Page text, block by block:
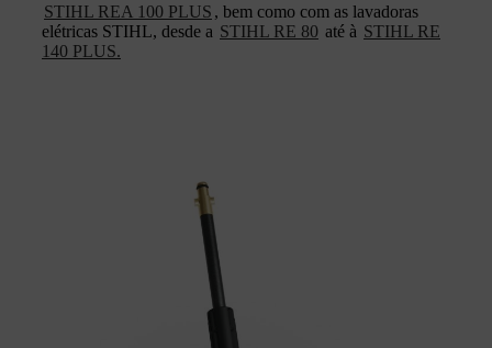
STIHL REA 100 PLUS , bem como com as lavadoras
elétricas STIHL, desde a STIHL RE 80 até à STIHL RE
140 PLUS.